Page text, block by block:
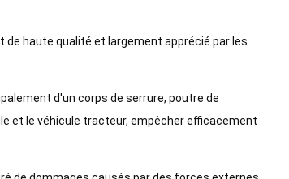
de haute qualité et largement apprécié par les
d'un corps de serrure, poutre de
et le véhicule tracteur, empêcher efficacement